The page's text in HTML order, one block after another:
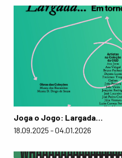
Joga o Jogo: Largada…
18.09.2025 - 04.01.2026